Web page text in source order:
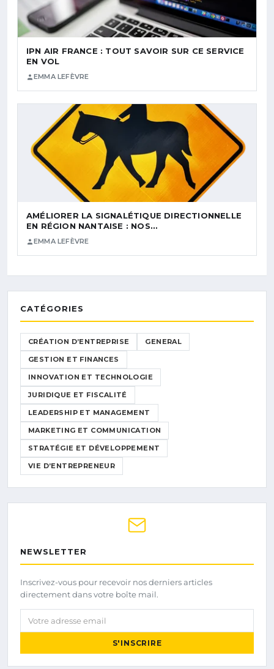
IPN AIR FRANCE : TOUT SAVOIR SUR CE SERVICE
EN VOL
EMMA LEFÈVRE
AMÉLIORER LA SIGNALÉTIQUE DIRECTIONNELLE
EN RÉGION NANTAISE : NOS…
EMMA LEFÈVRE
CATÉGORIES
CRÉATION D’ENTREPRISE GENERAL
GESTION ET FINANCES
INNOVATION ET TECHNOLOGIE
JURIDIQUE ET FISCALITÉ
LEADERSHIP ET MANAGEMENT
MARKETING ET COMMUNICATION
STRATÉGIE ET DÉVELOPPEMENT
VIE D’ENTREPRENEUR
NEWSLETTER
Inscrivez-vous pour recevoir nos derniers articles
directement dans votre boîte mail.
Votre adresse email
S'INSCRIRE